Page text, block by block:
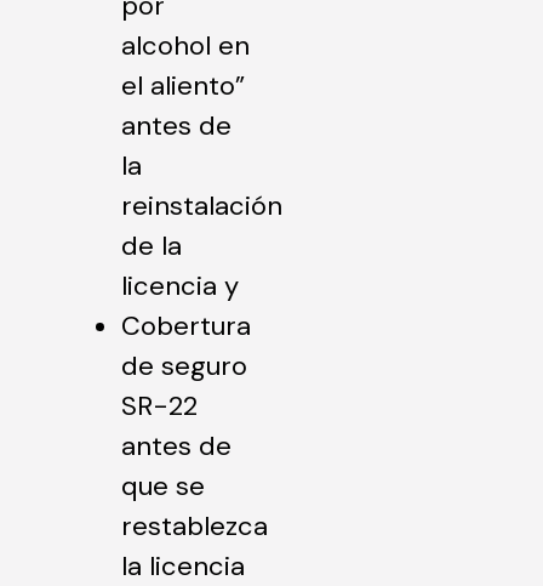
alcohol en
el aliento”
antes de
la
reinstalación
de la
licencia y
Cobertura
de seguro
SR-22
antes de
que se
restablezca
la licencia